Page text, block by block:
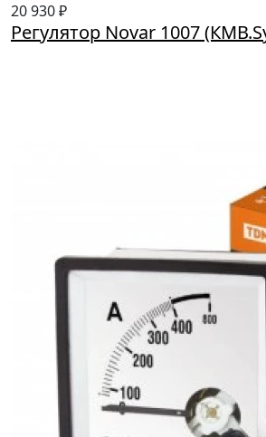
20 930 ₽
Регулятор Novar 1007